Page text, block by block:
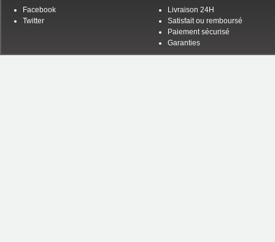
Facebook
Twitter
Livraison 24H
Satisfait ou remboursé
Paiement sécurisé
Garanties